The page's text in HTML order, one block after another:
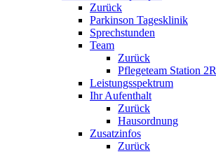
Zurück
Parkinson Tagesklinik
Sprechstunden
Team
Zurück
Pflegeteam Station 2R
Leistungsspektrum
Ihr Aufenthalt
Zurück
Hausordnung
Zusatzinfos
Zurück